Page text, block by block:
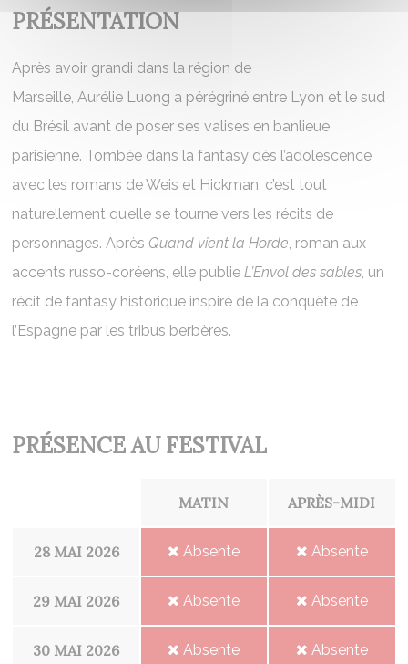
PRÉSENTATION
Après avoir grandi dans la région de
Marseille, Aurélie Luong a pérégriné entre Lyon et le sud
du Brésil avant de poser ses valises en banlieue
parisienne. Tombée dans la fantasy dès l’adolescence
avec les romans de Weis et Hickman, c’est tout
naturellement qu’elle se tourne vers les récits de
personnages. Après Quand vient la Horde, roman aux
accents russo-coréens, elle publieL’Envol des sables, un
récit de fantasy historique inspiré de la conquête de
l’Espagne par les tribus berbères.
PRÉSENCE AU FESTIVAL
MATIN APRÈS-MIDI
28 MAI 2026 Absente Absente
29 MAI 2026 Absente Absente
30 MAI 2026 Absente Absente